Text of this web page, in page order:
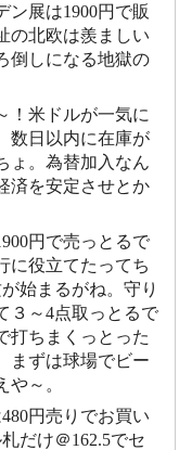
ン展は1900円で販
の北欧は羨ましい
倒しになる地獄の
！米ドルが一気に
数日以内に在庫が
ょ。為替加入なん
済を安定させとか
円で売っとるで
に役立てたってち
始まるがね。守り
３～4点取っとるで
打ちまくっとった
まずは球場でビー
～。
円売りでお買い
だけ＠162.5でセ